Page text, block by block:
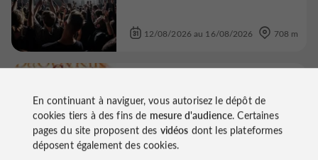
12/08/2026 au 16/08/2026 708 m
Festival Dec'Ouvrir : Serge
REZVANI et Nathalie Akoun et
Poésie en Liberté
16/08/2026
En continuant à naviguer, vous autorisez le dépôt de
cookies tiers à des fins de mesure d'audience. Certaines
pages du site proposent des vidéos dont les plateformes
déposent également des cookies.